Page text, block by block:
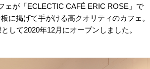
ェが「ECLECTIC CAFÉ ERIC ROSE」で
に掲げて手がける高クオリティのカフェ。
して2020年12月にオープンしました。